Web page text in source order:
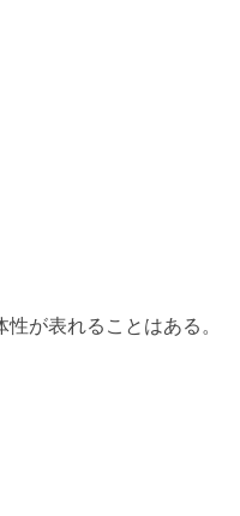
が表れることはある。